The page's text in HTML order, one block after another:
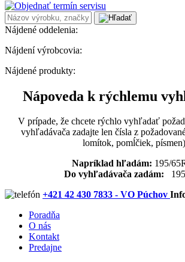
Nájdené oddelenia:
Nájdení výrobcovia:
Nájdené produkty:
Nápoveda k rýchlemu
V prípade, že chcete rýchlo vyhľadať
vyhľadávača zadajte len čísla z
lomítok, pomĺčiek, písmen)
Napríklad hľadám: 195/
Do vyhľadávača zadám:
+421 42 430 7833 - VO Púchov
Poradňa
O nás
Kontakt
Predajne